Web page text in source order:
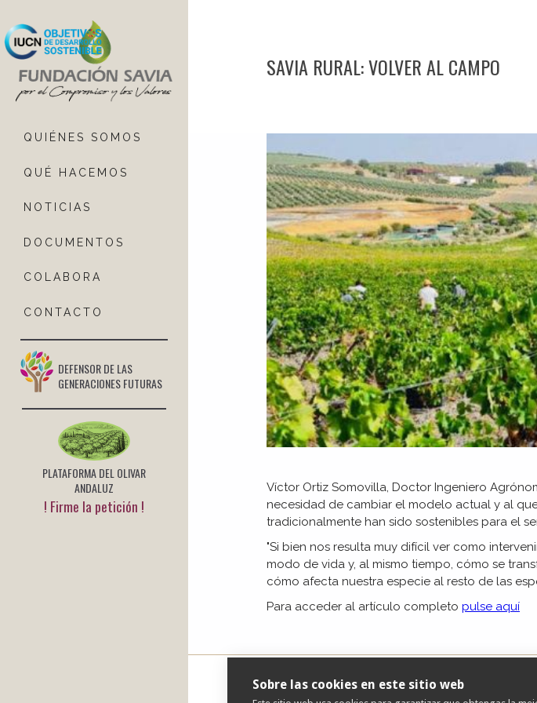
QUIÉNES SOMOS
QUÉ HACEMOS
NOTICIAS
DOCUMENTOS
COLABORA
CONTACTO
DEFENSOR DE LAS
GENERACIONES FUTURAS
PLATAFORMA DEL OLIVAR
ANDALUZ
! Firme la petición !
SAVIA RURAL: VOLVER AL CAMPO
Víctor Ortiz Somovilla, Doctor Ingeniero
necesidad de cambiar el modelo actual y al
tradicionalmente han sido sostenibles para el
"Si bien nos resulta muy difícil ver como
modo de vida y, al mismo tiempo, cómo se
cómo afecta nuestra especie al resto de las
Para acceder al artículo completo pulse aquí
Sobre las cookies en este sitio web